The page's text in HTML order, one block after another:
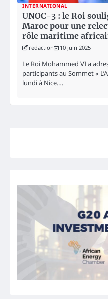
INTERNATIONAL
UNOC-3 : le Roi
Maroc pour une
rôle maritime
redaction 10 juin 2025
Le Roi Mohammed VI a
participants au Sommet «
lundi à Nice.…